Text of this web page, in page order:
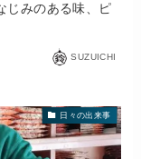
じみのある味、ピ
SUZUICHI
日々の出来事